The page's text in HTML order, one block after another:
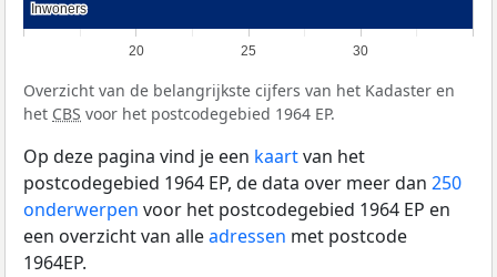
20 25 30
Inwoners
Inwoners
Overzicht van de belangrijkste cijfers van het Kadaster en
het CBS voor het postcodegebied 1964 EP.
Op deze pagina vind je een kaartvan het
postcodegebied 1964 EP, de data over meer dan 250
onderwerpen voor het postcodegebied 1964 EP en
een overzicht van alleadressen met postcode
1964EP.